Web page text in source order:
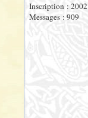
Inscription : 2002
Messages : 909